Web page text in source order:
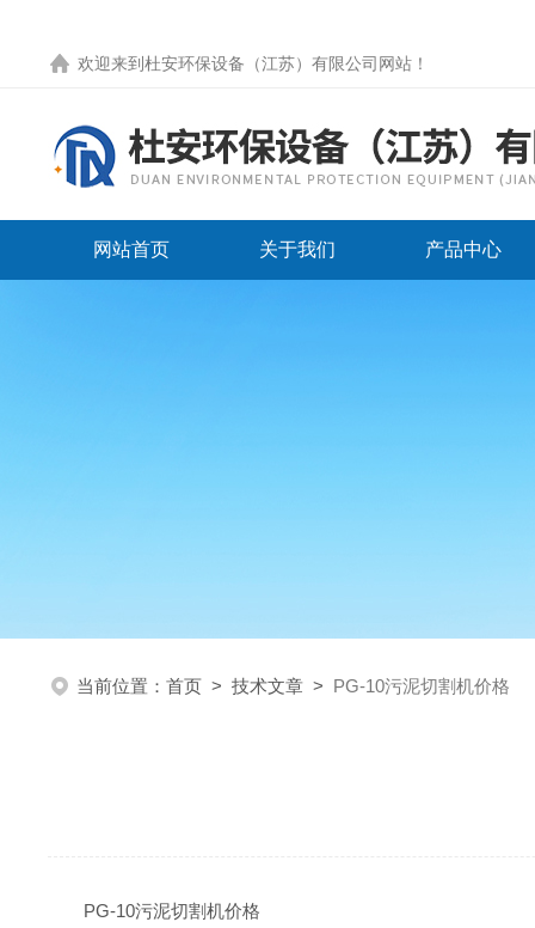
欢迎来到 杜安环保设备（江苏）有限公司网站 ！
网站首页 关于我们 产品中心
当前位置： 首页 > 技术文章 > PG-10污泥切割机价格
PG-10污泥切割机价格